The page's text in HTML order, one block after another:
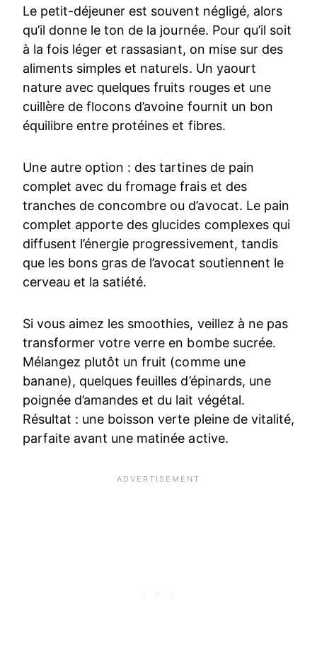
Le petit-déjeuner est souvent négligé, alors
qu’il donne le ton de la journée. Pour qu’il soit
à la fois léger et rassasiant, on mise sur des
aliments simples et naturels. Un yaourt
nature avec quelques fruits rouges et une
cuillère de flocons d’avoine fournit un bon
équilibre entre protéines et fibres.
Une autre option : des tartines de pain
complet avec du fromage frais et des
tranches de concombre ou d’avocat. Le pain
complet apporte des glucides complexes qui
diffusent l’énergie progressivement, tandis
que les bons gras de l’avocat soutiennent le
cerveau et la satiété.
Si vous aimez les smoothies, veillez à ne pas
transformer votre verre en bombe sucrée.
Mélangez plutôt un fruit (comme une
banane), quelques feuilles d’épinards, une
poignée d’amandes et du lait végétal.
Résultat : une boisson verte pleine de vitalité,
parfaite avant une matinée active.